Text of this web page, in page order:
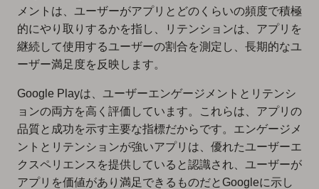
メントは、ユーザーがアプリとどのくらいの頻度で積極
的にやり取りするかを指し、リテンションは、アプリを
継続して使用するユーザーの割合を測定し、長期的なユ
ーザー満足度を反映します。
Google Playは、ユーザーエンゲージメントとリテンシ
ョンの両方を高く評価しています。これらは、アプリの
品質と成功を示す主要な指標だからです。エンゲージメ
ントとリテンションが強いアプリは、優れたユーザーエ
クスペリエンスを提供していると認識され、ユーザーが
アプリを価値があり満足できるものだとGoogleに示し